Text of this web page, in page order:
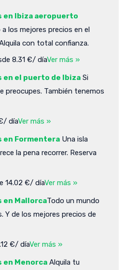
en Ibiza aeropuerto
los mejores precios en el
con total confianza.
8.31 €/ díaVer más »
en el puerto de Ibiza Si
preocupes. También tenemos
díaVer más »
en Formentera Una isla
la pena recorrer. Reserva
14.02 €/ díaVer más »
en MallorcaTodo un mundo
Y de los mejores precios de
€/ díaVer más »
en Menorca Alquila tu